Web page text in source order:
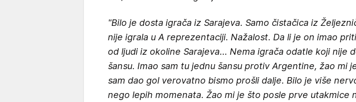
"Bilo je dosta igrača iz Sarajeva. Samo čistačica iz
nije igrala u A reprezentaciji. Nažalost. Da li je on imao
od ljudi iz okoline Sarajeva... Nema igrača odatle koji nije
šansu. Imao sam tu jednu šansu protiv Argentine, žao mi
sam dao gol verovatno bismo prošli dalje. Bilo je više
nego lepih momenata. Žao mi je što posle prve utakmice